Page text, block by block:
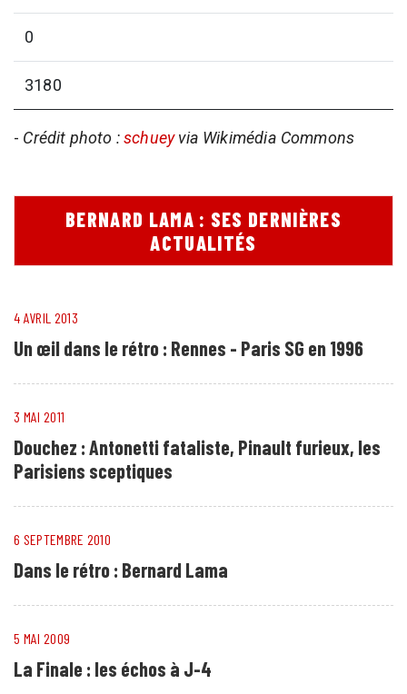
0
3180
- Crédit photo :schueyvia Wikimédia Commons
BERNARD LAMA : SES DERNIÈRES
ACTUALITÉS
4 AVRIL 2013
Un œil dans le rétro : Rennes - Paris SG en 1996
3 MAI 2011
Douchez : Antonetti fataliste, Pinault furieux, les
Parisiens sceptiques
6 SEPTEMBRE 2010
Dans le rétro : Bernard Lama
5 MAI 2009
La Finale : les échos à J-4